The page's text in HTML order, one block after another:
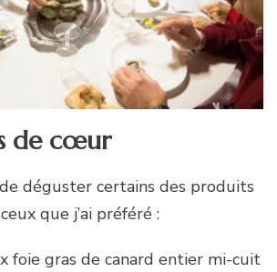
de cœur
de déguster certains des produits
que j’ai préféré :
foie gras de canard entier mi-cuit